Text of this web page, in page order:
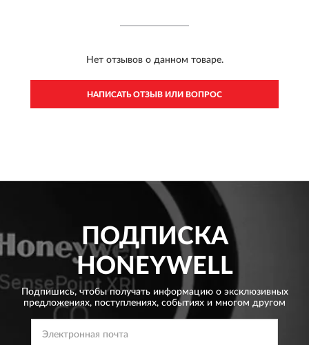
Нет отзывов о данном товаре.
НАПИСАТЬ ОТЗЫВ ИЛИ ВОПРОС
ПОДПИСКА
HONEYWELL
Подпишись, чтобы получать информацию о эксклюзивных
предложениях, поступлениях, событиях и многом другом